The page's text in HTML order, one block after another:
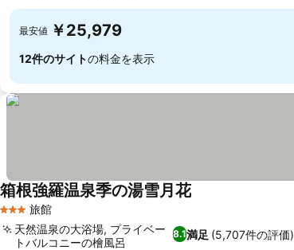
最安値 ￥25,979
12件のサイトの料金を表示
3 ホテルのランク
旅館
箱根強羅温泉季の湯雪月花料金を表示
8.1満足 (5,707件の評価)
天然温泉の大浴場, プライベー
トバルコニーの檜風呂